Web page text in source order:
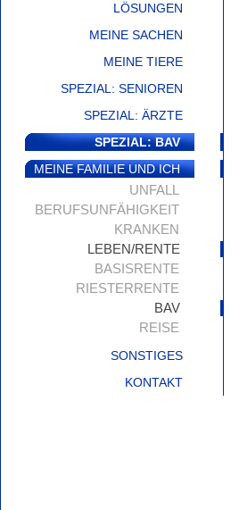
LÖSUNGEN
MEINE SACHEN
MEINE TIERE
SPEZIAL: SENIOREN
SPEZIAL: ÄRZTE
SPEZIAL: BAV
MEINE FAMILIE UND ICH
UNFALL
BERUFSUNFÄHIGKEIT
KRANKEN
LEBEN/RENTE
BASISRENTE
RIESTERRENTE
BAV
REISE
SONSTIGES
KONTAKT